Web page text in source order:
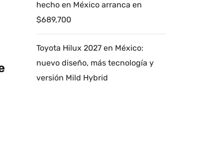
hecho en México arranca en
$689,700
Toyota Hilux 2027 en México:
nuevo diseño, más tecnología y
versión Mild Hybrid